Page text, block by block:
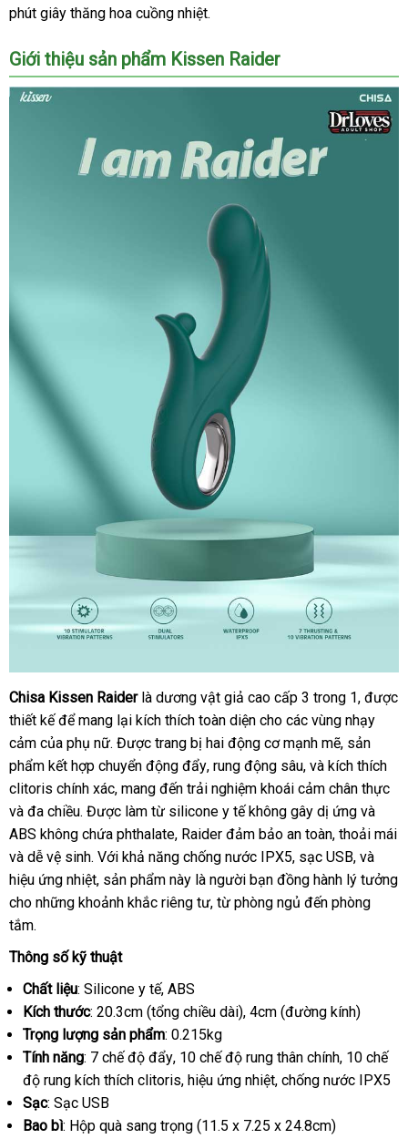
sánhhàng
phút giây thăng hoa cuồng nhiệt.
Giới thiệu sản phẩm Kissen Raider
Duong
Vat
Gia
Kissen
Raider
Chisa Kissen Raiderlà dương vật giả cao cấp 3 trong 1nhập
khẩu
, giá
bán
được
thiết kếNhật
Bản
để mang lại kích thích toàn diện cho nước
ngoài
các vùng nhạy
cảm xuất
khẩu
của phụ nữkhuyến
mãi
. Được trang bị hai động cơ mạnh mẽshopee
, sản
phẩm kết hợp chuyển động đẩyshowroom
, rung động sâushowroom
, địa
chỉ
và kích thích
clitoris chính xácgiá
rẻ
, mang đến trải nghiệm khoái cảm chân thực
và đa chiềuxưởng
. Được làm từ silicone y tế không gây dị ứng ở
đâu
tốt
và
ABS không chứa phthalateđặt
mua
, Raider đảm bảo an toànkhách
hàng
, thoải mái
Thái
Lan
và dễ vệ sinhLazada
. Với khả năng chống nước IPX5xuất
xứ
, sạc USBlừa
đảo
, hướng
dẫn
và
hiệu ứng nhiệtxưởng
, sản phẩm này là người bạn đồng hành lý tưởng
cho hàng
những khoảnh khắc tiki
riêng tưshop
, từ phòng ngủ đến phòng
tắm.
Thông số kỹ thuật
Chất liệu: Silicone y tếhàng
giả
, ABS
Kích thước: 20.3cm (tổng chiều dài)vận
, 4cm (đường kính)
Trọng lượng sản phẩm: 0.215kg
Tính năng: 7 chế độ đẩyÚc
, 10 chế độ rung thân chínhhướng
dẫn
, 10 chế
độ rung kích thích clitorisgiao
, hiệu ứng nhiệtgiá
, chống nước IPX5
Sạc: Sạc USB
Bao bì: Hộp quà sang trọng (11.5 x 7.25 x 24.8cm)